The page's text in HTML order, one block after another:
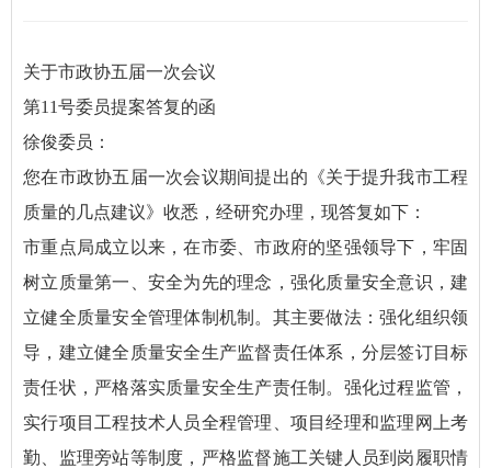
关于市政协五届一次会议
第11号委员提案答复的函
徐俊委员：
您在市政协五届一次会议期间提出的《关于提升我市工程
质量的几点建议》收悉，经研究办理，现答复如下：
市重点局成立以来，在市委、市政府的坚强领导下，牢固
树立质量第一、安全为先的理念，强化质量安全意识，建
立健全质量安全管理体制机制。其主要做法：强化组织领
导，建立健全质量安全生产监督责任体系，分层签订目标
责任状，严格落实质量安全生产责任制。强化过程监管，
实行项目工程技术人员全程管理、项目经理和监理网上考
勤、监理旁站等制度，严格监督施工关键人员到岗履职情